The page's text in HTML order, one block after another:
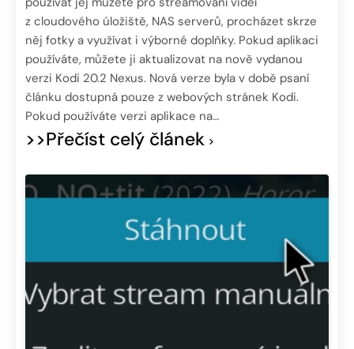
z cloudového úložiště, NAS serverů, procházet skrze
něj fotky a využívat i výborné doplňky. Pokud aplikaci
používáte, můžete ji aktualizovat na nově vydanou
verzi Kodi 20.2 Nexus. Nová verze byla v době psaní
článku dostupná pouze z webových stránek Kodi.
Pokud používáte verzi aplikace na…
>>Přečíst celý článek